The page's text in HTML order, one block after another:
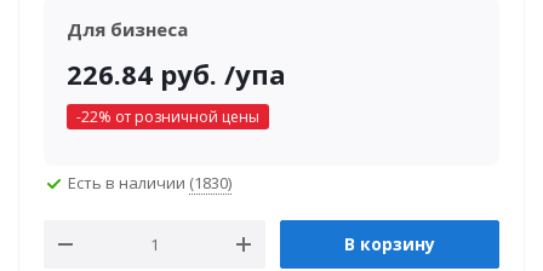
Для бизнеса
226.84 руб. /упа
-22% от розничной цены
Есть в наличии (1830)
В корзину